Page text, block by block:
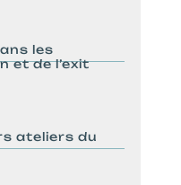
les
et de l’exit
ateliers du